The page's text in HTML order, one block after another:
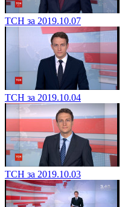
ТСН за 2019.10.07
ТСН за 2019.10.04
ТСН за 2019.10.03